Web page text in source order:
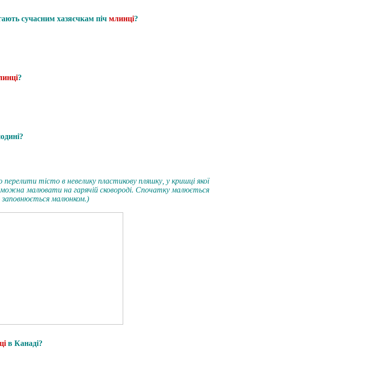
сучасним хазяєчкам піч млинці?
?
перелити тісто в невелику пластикову пляшку у кришці якої
можна малюватина гарячій сковороді. Спочатку малюється
заповнюється малюнком.)
в Канаді?